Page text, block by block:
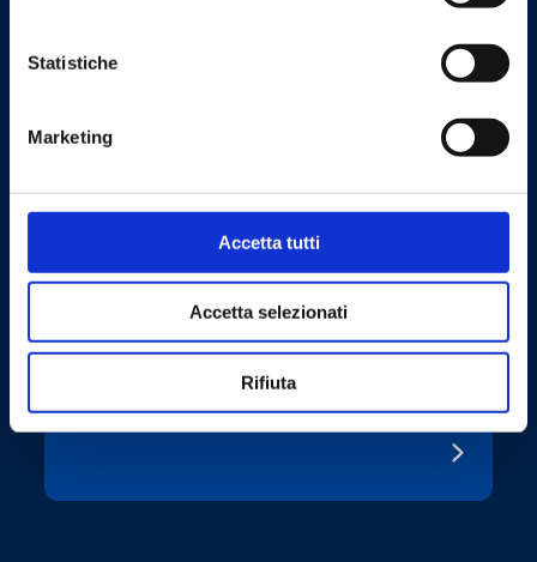
Statistiche
Marketing
Accetta tutti
Accetta selezionati
Rifiuta
AHR Expo Chicago | Booth S10558